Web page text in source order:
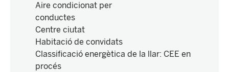
Aire condicionat per
conductes
Centre ciutat
Habitació de convidats
Classificació energètica de la llar: CEE en
procés